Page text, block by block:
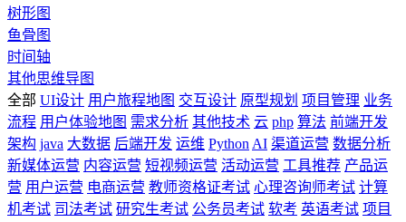
树形图
鱼骨图
时间轴
其他思维导图
全部 UI设计 用户旅程地图 交互设计 原型规划 项目管理 业务
流程 用户体验地图 需求分析 其他技术 云 php 算法 前端开发
架构 java 大数据 后端开发 运维 Python AI 渠道运营 数据分析
新媒体运营 内容运营 短视频运营 活动运营 工具推荐 产品运
营 用户运营 电商运营 教师资格证考试 心理咨询师考试 计算
机考试 司法考试 研究生考试 公务员考试 软考 英语考试 项目